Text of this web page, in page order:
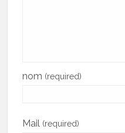
nom (required)
Mail (required)